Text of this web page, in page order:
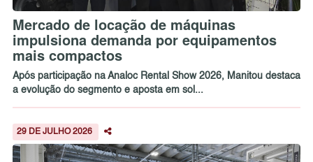
Mercado de locação de máquinas
impulsiona demanda por equipamentos
mais compactos
Após participação na Analoc Rental Show 2026, Manitou destaca
a evolução do segmento e aposta em sol...
29 DE JULHO 2026